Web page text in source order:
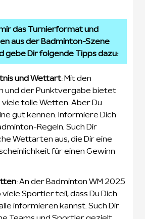
das Turnierformat und
aus der Badminton-Szene
gebe Dir folgende Tipps dazu:
und Wettart: Mit den
und der Punktvergabe bietet
viele tolle Wetten. Aber Du
gut kennen. Informiere Dich
Regeln. Such Dir
Wettarten aus, die Dir eine
für einen Gewinn
: An der Badminton WM 2025
Sportler teil, dass Du Dich
informieren kannst. Such Dir